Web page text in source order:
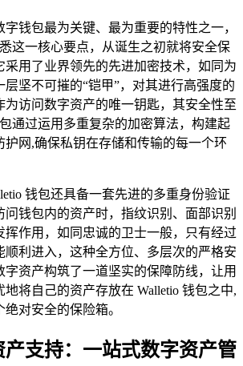
字钱包最为关键、最为重要的特性之一，
这一核心要点，从诞生之初就将安全保
采用了业界领先的先进加密技术，如同为
层坚不可摧的“铠甲”，对其进行高强度的
为访问数字资产的唯一钥匙，其安全性至
通过运用多重复杂的加密算法，构建起
护网,确保私钥在存储和传输的每一个环
钱包还具备一套先进的多重身份验证
钱包内的资产时，指纹识别、面部识别
挥作用，如同忠诚的卫士一般，只有经过
顺利进入，这种全方位、多层次的严格安
字资产构筑了一道坚实的保障防线，让用
地将自己的资产存放在 Walletio 钱包之中,
对安全的保险箱。
支持：一站式数字资产管